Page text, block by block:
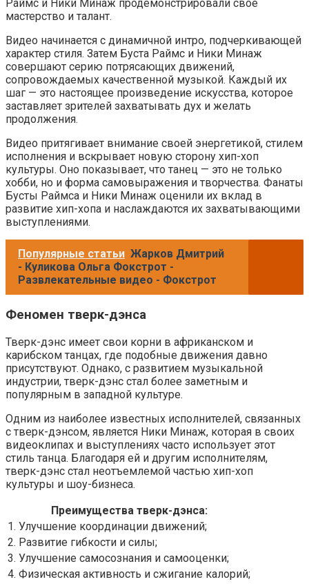
Раймс и Ники Минаж продемонстрировали свое
мастерство и талант.
Видео начинается с динамичной интро, подчеркивающей
характер стиля. Затем Буста Раймс и Ники Минаж
совершают серию потрясающих движений,
сопровождаемых качественной музыкой. Каждый их
шаг — это настоящее произведение искусства, которое
заставляет зрителей захватывать дух и желать
продолжения.
Видео притягивает внимание своей энергетикой, стилем
исполнения и вскрывает новую сторону хип-хоп
культуры. Оно показывает, что танец — это не только
хобби, но и форма самовыражения и творчества. Фанаты
Бусты Раймса и Ники Минаж оценили их вклад в
развитие хип-хопа и наслаждаются их захватывающими
выступлениями.
Популярные статьи Жарков Дмитрий
- Куликова Ольга Фокстрот -
Развлекательные видео - Фокстрот
Феномен тверк-дэнса
Тверк-дэнс имеет свои корни в африканском и
карибском танцах, где подобные движения давно
присутствуют. Однако, с развитием музыкальной
индустрии, тверк-дэнс стал более заметным и
популярным в западной культуре.
Одним из наиболее известных исполнителей, связанных
с тверк-дэнсом, является Ники Минаж, которая в своих
видеоклипах и выступлениях часто использует этот
стиль танца. Благодаря ей и другим исполнителям,
тверк-дэнс стал неотъемлемой частью хип-хоп
культуры и шоу-бизнеса.
Преимущества тверк-дэнса:
1. Улучшение координации движений;
2. Развитие гибкости и силы;
3. Улучшение самосознания и самооценки;
4. Физическая активность и сжигание калорий;